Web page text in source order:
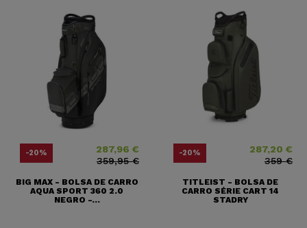
-20% 287,96 €
Precio base
359,95 €
BIG MAX - BOLSA DE CARRO
AQUA SPORT 360 2.0
NEGRO -...
-20% Precio287,20 €
Precio base
359 €
TITLEIST - BOLSA DE
CARRO SÉRIE CART 14
STADRY